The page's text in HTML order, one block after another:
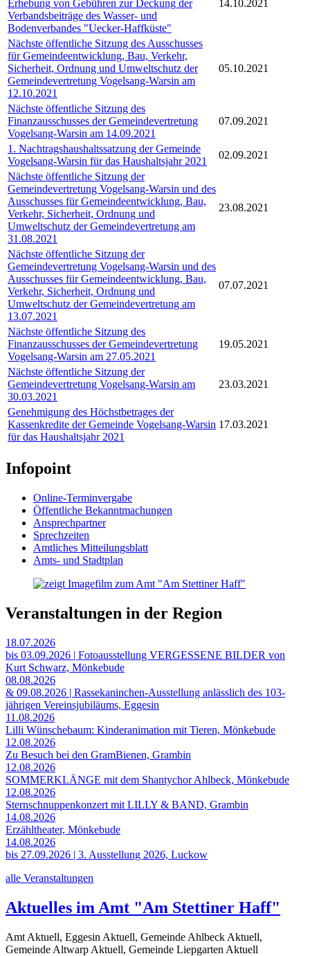
Erhebung von Gebühren zur Deckung der
Verbandsbeiträge des Wasser- und
Bodenverbandes "Uecker-Haffküste"
14.10.2021
Nächste öffentliche Sitzung des Ausschusses
für Gemeindeentwicklung, Bau, Verkehr,
Sicherheit, Ordnung und Umweltschutz der
Gemeindevertretung Vogelsang-Warsin am
12.10.2021
05.10.2021
Nächste öffentliche Sitzung des
Finanzausschusses der Gemeindevertretung
Vogelsang-Warsin am 14.09.2021
07.09.2021
1. Nachtragshaushaltssatzung der Gemeinde
Vogelsang-Warsin für das Haushaltsjahr 2021
02.09.2021
Nächste öffentliche Sitzung der
Gemeindevertretung Vogelsang-Warsin und des
Ausschusses für Gemeindeentwicklung, Bau,
Verkehr, Sicherheit, Ordnung und
Umweltschutz der Gemeindevertretung am
31.08.2021
23.08.2021
Nächste öffentliche Sitzung der
Gemeindevertretung Vogelsang-Warsin und des
Ausschusses für Gemeindeentwicklung, Bau,
Verkehr, Sicherheit, Ordnung und
Umweltschutz der Gemeindevertretung am
13.07.2021
07.07.2021
Nächste öffentliche Sitzung des
Finanzausschusses der Gemeindevertretung
Vogelsang-Warsin am 27.05.2021
19.05.2021
Nächste öffentliche Sitzung der
Gemeindevertretung Vogelsang-Warsin am
30.03.2021
23.03.2021
Genehmigung des Höchstbetrages der
Kassenkredite der Gemeinde Vogelsang-Warsin
für das Haushaltsjahr 2021
17.03.2021
Infopoint
Online-Terminvergabe
Öffentliche Bekanntmachungen
Ansprechpartner
Sprechzeiten
Amtliches Mitteilungsblatt
Amts- und Stadtplan
Veranstaltungen in der Region
18.07.2026
bis 03.09.2026 | Fotoausstellung VERGESSENE BILDER von
Kurt Schwarz, Mönkebude
08.08.2026
& 09.08.2026 | Rassekaninchen-Ausstellung anlässlich des 103-
jährigen Vereinsjubiläums, Eggesin
11.08.2026
Lilli Wünschebaum: Kinderanimation mit Tieren, Mönkebude
12.08.2026
Zu Besuch bei den GramBienen, Grambin
12.08.2026
SOMMERKLÄNGE mit dem Shantychor Ahlbeck, Mönkebude
12.08.2026
Sternschnuppenkonzert mit LILLY & BAND, Grambin
14.08.2026
Erzähltheater, Mönkebude
14.08.2026
bis 27.09.2026 | 3. Ausstellung 2026, Luckow
alle Veranstaltungen
Aktuelles im Amt "Am Stettiner Haff"
Amt Aktuell, Eggesin Aktuell, Gemeinde Ahlbeck Aktuell,
Gemeinde Altwarp Aktuell, Gemeinde Liepgarten Aktuell